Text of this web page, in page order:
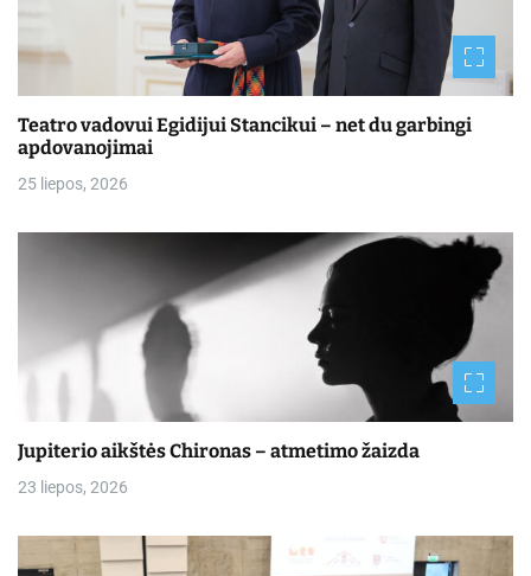
Teatro vadovui Egidijui Stancikui – net du garbingi
apdovanojimai
25 liepos, 2026
Jupiterio aikštės Chironas – atmetimo žaizda
23 liepos, 2026